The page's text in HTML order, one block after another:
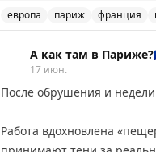
• Нотр-Дам после
обречён на снос.
• А Сакре-Кёр ещё даже не
Самое удивительное —
европа париж франция
А как там в
17 июн.
После обрушения и
Работа вдохновлена